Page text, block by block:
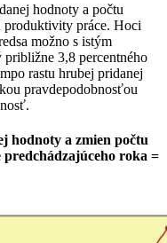
hodnoty a počtu
produktivity práce. Hoci
možno s istým
3,8 percentného
rastu hrubej pridanej
pravdepodobnosťou
hodnoty a zmien počtu
roka =